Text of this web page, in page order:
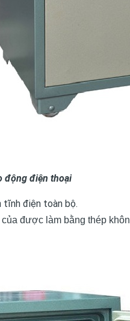
động điện thoại
điện toàn bộ.
được làm bằng thép